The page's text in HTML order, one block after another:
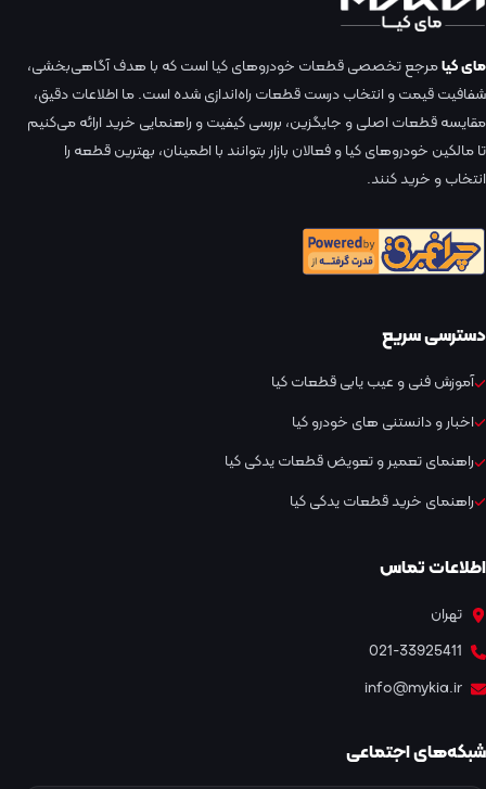
مای کیامرجع تخصصی قطعات خودروهای کیا است که با هدف آگاهی‌بخشی،
شفافیت قیمت و انتخاب درست قطعات راه‌اندازی شده است. ما اطلاعات دقیق،
مقایسه قطعات اصلی و جایگزین، بررسی کیفیت و راهنمایی خرید ارائه می‌کنیم
تا مالکین خودروهای کیا و فعالان بازار بتوانند با اطمینان، بهترین قطعه را
انتخاب و خرید کنند.
دسترسی سریع
آموزش فنی و عیب یابی قطعات کیا
اخبار و دانستنی های خودرو کیا
راهنمای تعمیر و تعویض قطعات یدکی کیا
راهنمای خرید قطعات یدکی کیا
اطلاعات تماس
تهران
021-33925411
info@mykia.ir
شبکه‌های اجتماعی